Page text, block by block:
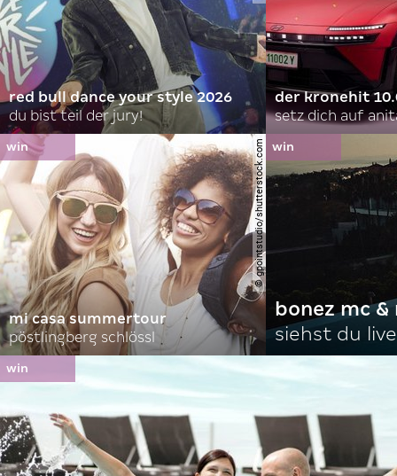
red bull dance your style 2026
du bist teil der jury!
der kronehit
setz dich auf
© gpointstudio/shutterstock.com
mi casa summertour
pöstlingberg schlössl
bonez mc
siehst du